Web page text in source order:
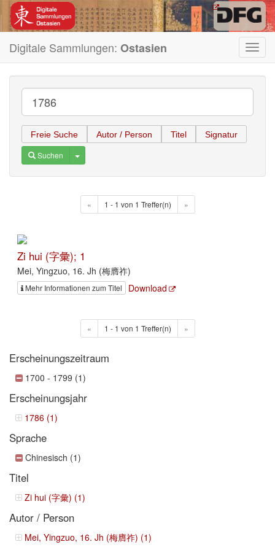
Digitale Sammlungen: Ostasien
Freie Suche Autor / Person Titel Signatur
Suchen Toggle Dropdown
« 1 - 1 von 1 Treffer(n) »
Zi hui (字彙); 1
Mei, Yingzuo, 16. Jh (梅膺祚)
Mehr Informationen zum Titel Download
« 1 - 1 von 1 Treffer(n) »
Erscheinungszeitraum
1700 - 1799 (1)
Erscheinungsjahr
1786 (1)
Sprache
Chinesisch (1)
Titel
Zi hui (字彙) (1)
Autor / Person
Mei, Yingzuo, 16. Jh (梅膺祚) (1)